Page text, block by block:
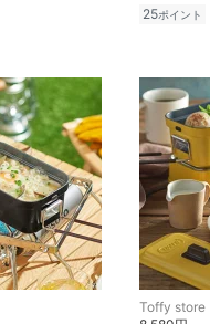
25ポイント
Toffy store